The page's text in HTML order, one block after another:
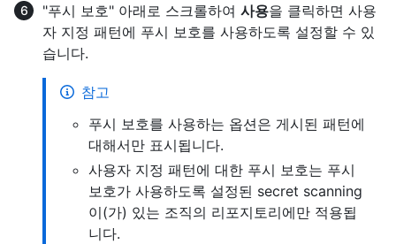
"푸시 보호" 아래로 스크롤하여 사용을 클릭하면 사용
자 지정 패턴에 푸시 보호를 사용하도록 설정할 수 있
습니다.
참고
푸시 보호를 사용하는 옵션은 게시된 패턴에
대해서만 표시됩니다.
사용자 지정 패턴에 대한 푸시 보호는 푸시
보호가 사용하도록 설정된 secret scanning
이(가) 있는 조직의 리포지토리에만 적용됩
니다.